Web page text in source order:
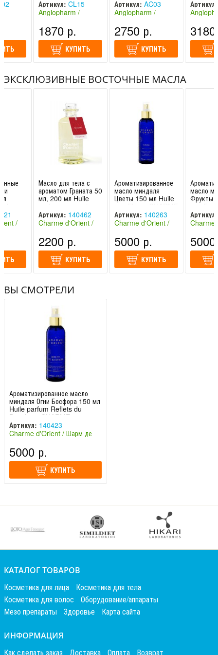
Артикул: CL15
Angiopharm /
1870 р.
КУПИТЬ
Angiopharm
Артикул: AC03
Angiopharm /
2750 р.
КУПИТЬ
Артикул:
ЭКСКЛЮЗИВНЫЕ ВОСТОЧНЫЕ МАСЛА
и
Argan
/
Масло для тела с
ароматом Граната 50
мл, 200 мл Huile
parfumee pour le
corps Charme
d'Orient
Артикул: 140462
Charme d'Orient /
(Франция)
2200 р.
КУПИТЬ
Ароматизированное
масло миндаля
Цветы 150 мл Huile
aux Fleurs CHARME
D'ORIENT / ШАРМ
ДЕ ОРИЕ
Артикул: 140263
Charme d'Orient /
(Франция)
5000 р.
КУПИТЬ
масло
Фрукты
aux
ДЕ ОР
Артикул:
Charme
ВЫ СМОТРЕЛИ
Ароматизированное масло
миндаля Огни Босфора 150 мл
Huile parfum Reflets du
Bosphore CHARME
Артикул: 140423
Charme d'Orient / Шарм де
5000 р.
КУПИТЬ
КАТАЛОГ ТОВАРОВ
Косметика для лица
Косметика для тела
Косметика для волос
Оборудование/аппараты
Мезо препараты
Здоровье Карта сайта
ИНФОРМАЦИЯ
Как сделать заказ Доставка Оплата Возврат